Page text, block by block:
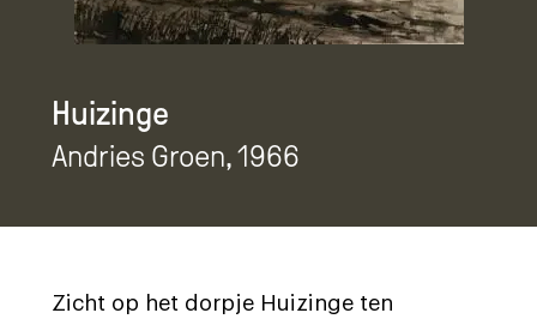
Huizinge
Andries Groen, 1966
Zicht op het dorpje Huizinge ten